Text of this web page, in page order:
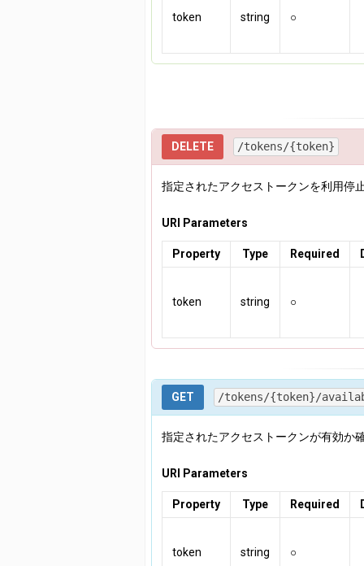
token string ○
DELETE /tokens/{token}
指定されたアクセストークンを利用停
URI Parameters
Property Type Required
token string ○
GET /tokens/{token}/
指定されたアクセストークンが有効か
URI Parameters
Property Type Required
token string ○